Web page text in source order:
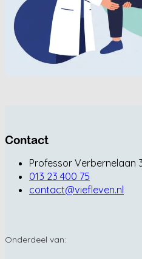
Contact
Professor Verbernelaan
013 23 400 75
contact@viefleven.nl
Onderdeel van: